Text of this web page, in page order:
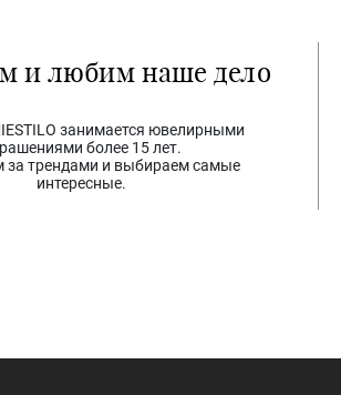
и любим наше дело
занимается ювелирными
более 15 лет.
за трендами и выбираем самые
интересные.